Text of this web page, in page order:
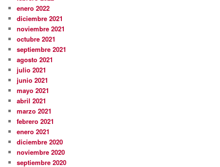
enero 2022
diciembre 2021
noviembre 2021
octubre 2021
septiembre 2021
agosto 2021
julio 2021
junio 2021
mayo 2021
abril 2021
marzo 2021
febrero 2021
enero 2021
diciembre 2020
noviembre 2020
septiembre 2020